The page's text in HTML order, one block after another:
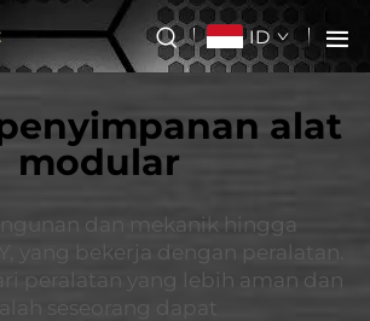
ID
alat
modular
dan mekanik hingga
yang bekerja dengan peralatan.
peralatan yang lebih aman dan
seseorang dapat